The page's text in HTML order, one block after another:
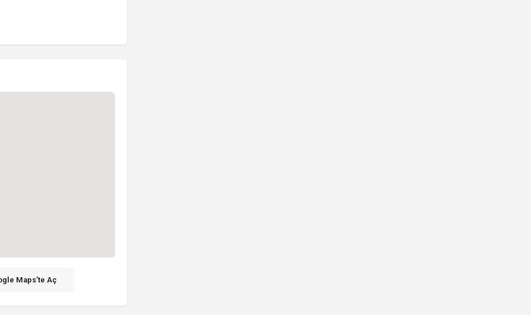
Maps'te Aç